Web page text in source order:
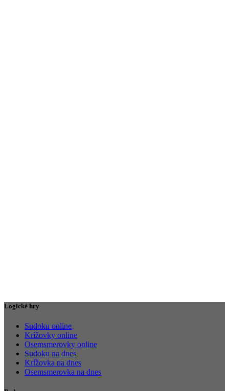
Logické hry
Sudoku online
Krížovky online
Osemsmerovky online
Sudoku na dnes
Krížovka na dnes
Osemsmerovka na dnes